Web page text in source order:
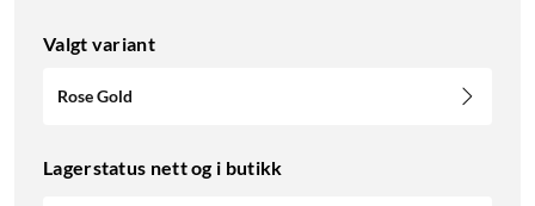
Valgt variant
Rose Gold
Lagerstatus nett og i butikk